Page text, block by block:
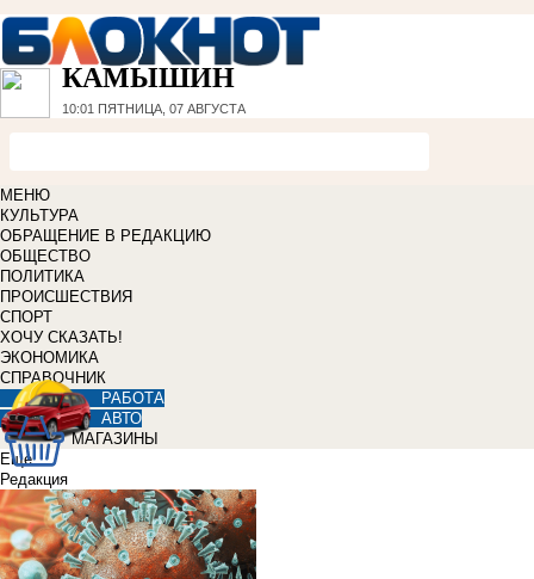
КАМЫШИН
10:01 ПЯТНИЦА, 07 АВГУСТА
МЕНЮ
КУЛЬТУРА
ОБРАЩЕНИЕ В РЕДАКЦИЮ
ОБЩЕСТВО
ПОЛИТИКА
ПРОИСШЕСТВИЯ
СПОРТ
ХОЧУ СКАЗАТЬ!
ЭКОНОМИКА
СПРАВОЧНИК
РАБОТА
АВТО
МАГАЗИНЫ
Еще
Редакция